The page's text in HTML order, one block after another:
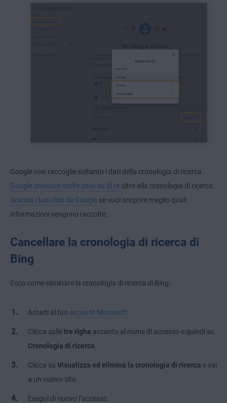
Google non raccoglie soltanto i dati della cronologia di ricerca.
Google conosce molte cose su di te oltre alla cronologia di ricerca.
Scarica i tuoi dati da Google se vuoi scoprire meglio quali
informazioni vengono raccolte.
Cancellare la cronologia di ricerca di
Bing
Ecco come eliminare la cronologia di ricerca di Bing:
Accedi al tuo account Microsoft.
Clicca sulletre righe accanto al nome di accesso e quindi su
Cronologia di ricerca.
Clicca su Visualizza ed elimina la cronologia di ricerca e vai
a un nuovo sito.
Esegui di nuovo l’accesso.